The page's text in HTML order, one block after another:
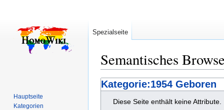
Semantisches
Zur
Navigation
springen
Zur
Suche
springen
Kategorie:1954 Geboren
Diese Seite enthält keine Attribute.
Spezialseite
Hauptseite
Kategorien